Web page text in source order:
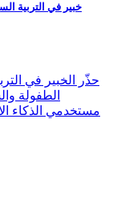
خبير في التربية
حذّر الخبير في
الطفولة
مستخدمي الذكاء